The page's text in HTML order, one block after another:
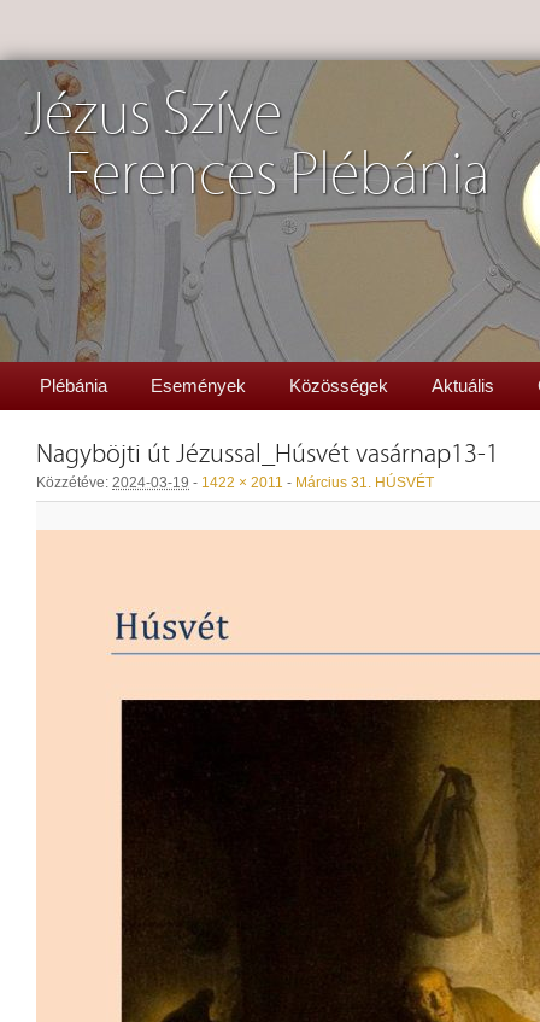
Jézus Szíve
Ferences Plébánia
Plébánia Események Közösségek Aktuális
Nagyböjti út Jézussal_Húsvét vasárnap13-1
Közzétéve: 2024-03-19 - 1422 × 2011 - Március 31. HÚSVÉT